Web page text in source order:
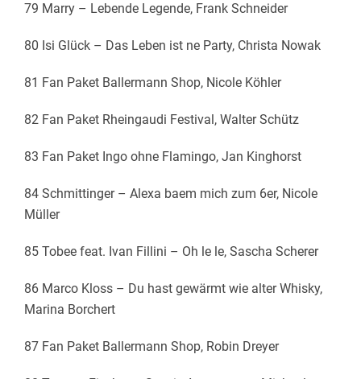
79 Marry – Lebende Legende, Frank Schneider
80 Isi Glück – Das Leben ist ne Party, Christa Nowak
81 Fan Paket Ballermann Shop, Nicole Köhler
82 Fan Paket Rheingaudi Festival, Walter Schütz
83 Fan Paket Ingo ohne Flamingo, Jan Kinghorst
84 Schmittinger – Alexa baem mich zum 6er, Nicole
Müller
85 Tobee feat. Ivan Fillini – Oh le le, Sascha Scherer
86 Marco Kloss – Du hast gewärmt wie alter Whisky,
Marina Borchert
87 Fan Paket Ballermann Shop, Robin Dreyer